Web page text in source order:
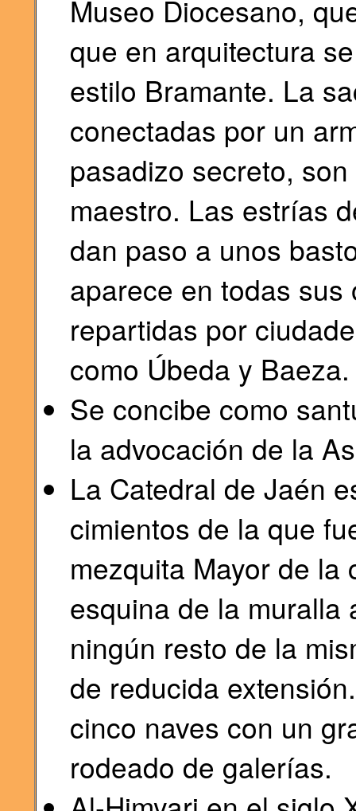
Museo Diocesano,
que en arquitectura
estilo Bramante. La
conectadas por un
pasadizo secreto,
maestro. Las estrías
dan paso a unos
aparece en todas
repartidas por
como Úbeda y Baeza.
Se concibe como
la advocación de la
La Catedral de Jaén
cimientos de la que
mezquita Mayor de
esquina de la muralla
ningún resto de la
de reducida
cinco naves con un
rodeado de galerías.